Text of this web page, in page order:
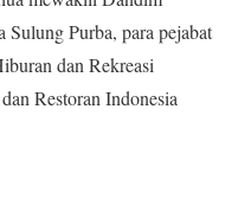
Purba, para pejabat
dan Rekreasi
Restoran Indonesia